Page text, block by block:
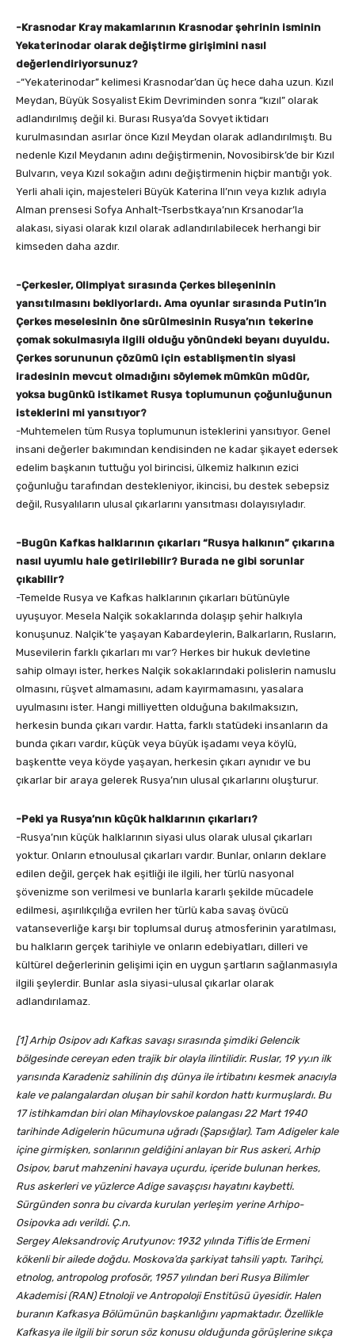
-Krasnodar Kray makamlarının Krasnodar şehrinin isminin
Yekaterinodar olarak değiştirme girişimini nasıl
değerlendiriyorsunuz?
-“Yekaterinodar” kelimesi Krasnodar’dan üç hece daha uzun. Kızıl
Meydan, Büyük Sosyalist Ekim Devriminden sonra “kızıl” olarak
adlandırılmış değil ki. Burası Rusya’da Sovyet iktidarı
kurulmasından asırlar önce Kızıl Meydan olarak adlandırılmıştı. Bu
nedenle Kızıl Meydanın adını değiştirmenin, Novosibirsk’de bir Kızıl
Bulvarın, veya Kızıl sokağın adını değiştirmenin hiçbir mantığı yok.
Yerli ahali için, majesteleri Büyük Katerina II’nın veya kızlık adıyla
Alman prensesi Sofya Anhalt-Tserbstkaya’nın Krsanodar’la
alakası, siyasi olarak kızıl olarak adlandırılabilecek herhangi bir
kimseden daha azdır.
-Çerkesler, Olimpiyat sırasında Çerkes bileşeninin
yansıtılmasını bekliyorlardı. Ama oyunlar sırasında Putin’in
Çerkes meselesinin öne sürülmesinin Rusya’nın tekerine
çomak sokulmasıyla ilgili olduğu yönündeki beyanı duyuldu.
Çerkes sorununun çözümü için establişmentin siyasi
iradesinin mevcut olmadığını söylemek mümkün müdür,
yoksa bugünkü istikamet Rusya toplumunun çoğunluğunun
isteklerini mi yansıtıyor?
-Muhtemelen tüm Rusya toplumunun isteklerini yansıtıyor. Genel
insani değerler bakımından kendisinden ne kadar şikayet edersek
edelim başkanın tuttuğu yol birincisi, ülkemiz halkının ezici
çoğunluğu tarafından destekleniyor, ikincisi, bu destek sebepsiz
değil, Rusyalıların ulusal çıkarlarını yansıtması dolayısıyladır.
-Bugün Kafkas halklarının çıkarları “Rusya halkının” çıkarına
nasıl uyumlu hale getirilebilir? Burada ne gibi sorunlar
çıkabilir?
-Temelde Rusya ve Kafkas halklarının çıkarları bütünüyle
uyuşuyor. Mesela Nalçik sokaklarında dolaşıp şehir halkıyla
konuşunuz. Nalçik’te yaşayan Kabardeylerin, Balkarların, Rusların,
Musevilerin farklı çıkarları mı var? Herkes bir hukuk devletine
sahip olmayı ister, herkes Nalçik sokaklarındaki polislerin namuslu
olmasını, rüşvet almamasını, adam kayırmamasını, yasalara
uyulmasını ister. Hangi milliyetten olduğuna bakılmaksızın,
herkesin bunda çıkarı vardır. Hatta, farklı statüdeki insanların da
bunda çıkarı vardır, küçük veya büyük işadamı veya köylü,
başkentte veya köyde yaşayan, herkesin çıkarı aynıdır ve bu
çıkarlar bir araya gelerek Rusya’nın ulusal çıkarlarını oluşturur.
-Peki ya Rusya’nın küçük halklarının çıkarları?
-Rusya’nın küçük halklarının siyasi ulus olarak ulusal çıkarları
yoktur. Onların etnoulusal çıkarları vardır. Bunlar, onların deklare
edilen değil, gerçek hak eşitliği ile ilgili, her türlü nasyonal
şövenizme son verilmesi ve bunlarla kararlı şekilde mücadele
edilmesi, aşırılıkçılığa evrilen her türlü kaba savaş övücü
vatanseverliğe karşı bir toplumsal duruş atmosferinin yaratılması,
bu halkların gerçek tarihiyle ve onların edebiyatları, dilleri ve
kültürel değerlerinin gelişimi için en uygun şartların sağlanmasıyla
ilgili şeylerdir. Bunlar asla siyasi-ulusal çıkarlar olarak
adlandırılamaz.
[1] Arhip Osipov adı Kafkas savaşı sırasında şimdiki Gelencik
bölgesinde cereyan eden trajik bir olayla ilintilidir. Ruslar, 19 yy.ın ilk
yarısında Karadeniz sahilinin dış dünya ile irtibatını kesmek anacıyla
kale ve palangalardan oluşan bir sahil kordon hattı kurmuşlardı. Bu
17 istihkamdan biri olan Mihaylovskoe palangası 22 Mart 1940
tarihinde Adigelerin hücumuna uğradı (Şapsığlar). Tam Adigeler kale
içine girmişken, sonlarının geldiğini anlayan bir Rus askeri, Arhip
Osipov, barut mahzenini havaya uçurdu, içeride bulunan herkes,
Rus askerleri ve yüzlerce Adige savaşçısı hayatını kaybetti.
Sürgünden sonra bu civarda kurulan yerleşim yerine Arhipo-
Osipovka adı verildi. Ç.n.
Sergey Aleksandroviç Arutyunov: 1932 yılında Tiflis’de Ermeni
kökenli bir ailede doğdu. Moskova’da şarkiyat tahsili yaptı. Tarihçi,
etnolog, antropolog profosör, 1957 yılından beri Rusya Bilimler
Akademisi (RAN) Etnoloji ve Antropoloji Enstitüsü üyesidir. Halen
buranın Kafkasya Bölümünün başkanlığını yapmaktadır. Özellikle
Kafkasya ile ilgili bir sorun söz konusu olduğunda görüşlerine sıkça